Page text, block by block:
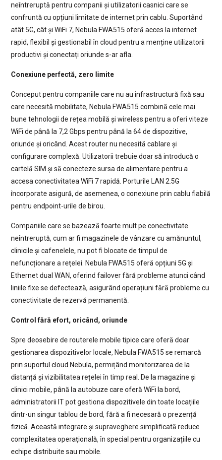
neîntreruptă pentru companii și utilizatorii casnici care se
confruntă cu opțiuni limitate de internet prin cablu. Suportând
atât 5G, cât și WiFi 7, Nebula FWA515 oferă acces la internet
rapid, flexibil și gestionabil în cloud pentru a menține utilizatorii
productivi și conectați oriunde s-ar afla.
Conexiune perfectă, zero limite
Conceput pentru companiile care nu au infrastructură fixă sau
care necesită mobilitate, Nebula FWA515 combină cele mai
bune tehnologii de rețea mobilă și wireless pentru a oferi viteze
WiFi de până la 7,2 Gbps pentru până la 64 de dispozitive,
oriunde și oricând. Acest router nu necesită cablare și
configurare complexă. Utilizatorii trebuie doar să introducă o
cartelă SIM și să conecteze sursa de alimentare pentru a
accesa conectivitatea WiFi 7 rapidă. Porturile LAN 2.5G
încorporate asigură, de asemenea, o conexiune prin cablu fiabilă
pentru endpoint-urile de birou.
Companiile care se bazează foarte mult pe conectivitate
neîntreruptă, cum ar fi magazinele de vânzare cu amănuntul,
clinicile și cafenelele, nu pot fi blocate de timpul de
nefuncționare a rețelei. Nebula FWA515 oferă opțiuni 5G și
Ethernet dual WAN, oferind failover fără probleme atunci când
liniile fixe se defectează, asigurând operațiuni fără probleme cu
conectivitate de rezervă permanentă.
Control fără efort, oricând, oriunde
Spre deosebire de routerele mobile tipice care oferă doar
gestionarea dispozitivelor locale, Nebula FWA515 se remarcă
prin suportul cloud Nebula, permițând monitorizarea de la
distanță și vizibilitatea rețelei în timp real. De la magazine și
clinici mobile, până la autobuze care oferă WiFi la bord,
administratorii IT pot gestiona dispozitivele din toate locațiile
dintr-un singur tablou de bord, fără a fi necesară o prezență
fizică. Această integrare și supraveghere simplificată reduce
complexitatea operațională, în special pentru organizațiile cu
echipe distribuite sau mobile.